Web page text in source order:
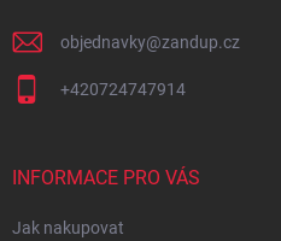
objednavky@zandup.cz
+420724747914
INFORMACE PRO VÁS
Jak nakupovat